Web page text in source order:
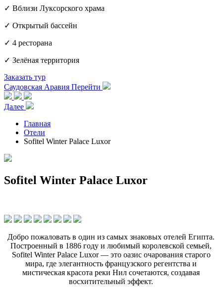
✓ Вблизи Луксорского храма
✓ Открытый бассейн
✓ 4 ресторана
✓ Зелёная территория
Заказать тур
Саудовская Аравия Перейти
Далее
Главная
Отели
Sofitel Winter Palace Luxor
Sofitel Winter Palace Luxor
Добро пожаловать в один из самых знаковых отелей Египта.
Построенный в 1886 году и любимый королевской семьей,
Sofitel Winter Palace Luxor — это оазис очарования старого
мира, где элегантность французского регентства и
мистическая красота реки Нил сочетаются, создавая
восхитительный эффект.